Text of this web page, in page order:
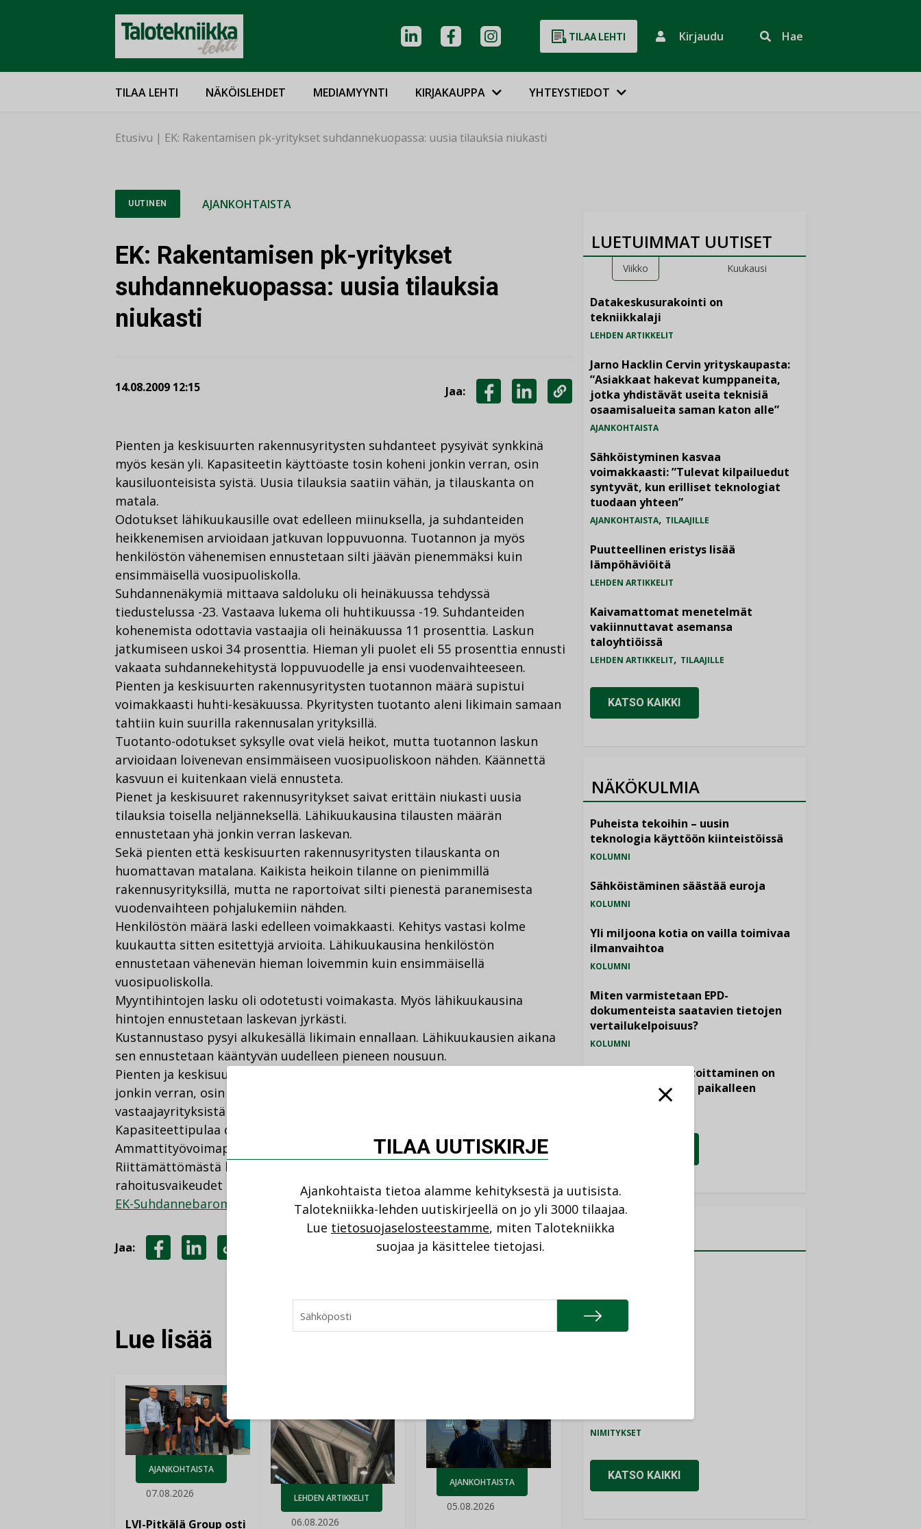
TILAA LEHTI Kirjaudu Hae
TILAA LEHTI NÄKÖISLEHDET MEDIAMYYNTI KIRJAKAUPPA YHTEYSTIEDOT
Etusivu | EK: Rakentamisen pk-yritykset suhdannekuopassa: uusia tilauksia niukasti
UUTINEN AJANKOHTAISTA
EK: Rakentamisen pk-yritykset
suhdannekuopassa: uusia tilauksia
niukasti
14.08.2009 12:15 Jaa:
LINKEDINISSÄ
KOPIOI
LINKKI
Pienten ja keskisuurten rakennusyritysten suhdanteet pysyivät synkkinä
myös kesän yli. Kapasiteetin käyttöaste tosin koheni jonkin verran, osin
kausiluonteisista syistä. Uusia tilauksia saatiin vähän, ja tilauskanta on
matala.
Odotukset lähikuukausille ovat edelleen miinuksella, ja suhdanteiden
heikkenemisen arvioidaan jatkuvan loppuvuonna. Tuotannon ja myös
henkilöstön vähenemisen ennustetaan silti jäävän pienemmäksi kuin
ensimmäisellä vuosipuoliskolla.
Suhdannenäkymiä mittaava saldoluku oli heinäkuussa tehdyssä
tiedustelussa -23. Vastaava lukema oli huhtikuussa -19. Suhdanteiden
kohenemista odottavia vastaajia oli heinäkuussa 11 prosenttia. Laskun
jatkumiseen uskoi 34 prosenttia. Hieman yli puolet eli 55 prosenttia ennusti
vakaata suhdannekehitystä loppuvuodelle ja ensi vuodenvaihteeseen.
Pienten ja keskisuurten rakennusyritysten tuotannon määrä supistui
voimakkaasti huhti-kesäkuussa. Pkyritysten tuotanto aleni likimain samaan
tahtiin kuin suurilla rakennusalan yrityksillä.
Tuotanto-odotukset syksylle ovat vielä heikot, mutta tuotannon laskun
arvioidaan loivenevan ensimmäiseen vuosipuoliskoon nähden. Käännettä
kasvuun ei kuitenkaan vielä ennusteta.
Pienet ja keskisuuret rakennusyritykset saivat erittäin niukasti uusia
tilauksia toisella neljänneksellä. Lähikuukausina tilausten määrän
ennustetaan yhä jonkin verran laskevan.
Sekä pienten että keskisuurten rakennusyritysten tilauskanta on
huomattavan matalana. Kaikista heikoin tilanne on pienimmillä
rakennusyrityksillä, mutta ne raportoivat silti pienestä paranemisesta
vuodenvaihteen pohjalukemiin nähden.
Henkilöstön määrä laski edelleen voimakkaasti. Kehitys vastasi kolme
kuukautta sitten esitettyjä arvioita. Lähikuukausina henkilöstön
ennustetaan vähenevän hieman loivemmin kuin ensimmäisellä
vuosipuoliskolla.
Myyntihintojen lasku oli odotetusti voimakasta. Myös lähikuukausina
hintojen ennustetaan laskevan jyrkästi.
Kustannustaso pysyi alkukesällä likimain ennallaan. Lähikuukausien aikana
sen ennustetaan kääntyvän uudelleen pieneen nousuun.
Pienten ja keskisuurten rakennusyritysten kapasiteetin käyttöaste koheni
jonkin verran, osin vilkkaammasta kesäkaudesta johtuen. Heinäkuussa 61 %
vastaajayrityksistä toimi täydellä teholla (huhtikuussa 37 %).
Kapasiteettipulaa oli nyt jo 22 prosentilla.
Ammattityövoimapula on ongelmana kahdeksalla prosentilla vastaajista.
Riittämättömästä kysynnästä kertoo peräti 45 % yrityksistä,
rahoitusvaikeudet arvioi puolestaan haitaksi 10 prosenttia.
EK-Suhdannebarometri Elokuu 2009(pdf)
Jaa:
Lue lisää
AJANKOHTAISTA
07.08.2026
LVI-Pitkälä Group osti
LEHDEN ARTIKKELIT
06.08.2026
AJANKOHTAISTA
05.08.2026
LUETUIMMAT UUTISET
Viikko Kuukausi
Datakeskusurakointi on
tekniikkalaji
LEHDEN ARTIKKELIT
Jarno Hacklin Cervin yrityskaupasta:
”Asiakkaat hakevat kumppaneita,
jotka yhdistävät useita teknisiä
osaamisalueita saman katon alle”
AJANKOHTAISTA
Sähköistyminen kasvaa
voimakkaasti: ”Tulevat kilpailuedut
syntyvät, kun erilliset teknologiat
tuodaan yhteen”
AJANKOHTAISTA, TILAAJILLE
Puutteellinen eristys lisää
lämpöhäviöitä
LEHDEN ARTIKKELIT
Kaivamattomat menetelmät
vakiinnuttavat asemansa
taloyhtiöissä
LEHDEN ARTIKKELIT, TILAAJILLE
KATSO KAIKKI
NÄKÖKULMIA
Puheista tekoihin – uusin
teknologia käyttöön kiinteistöissä
KOLUMNI
Sähköistäminen säästää euroja
KOLUMNI
Yli miljoona kotia on vailla toimivaa
ilmanvaihtoa
KOLUMNI
Miten varmistetaan EPD-
dokumenteista saatavien tietojen
vertailukelpoisuus?
KOLUMNI
Vesi- ja viemärimitoittaminen on
jämähtänyt ajassa paikalleen
NIMITYKSET
Refair
NIMITYKSET
KATSO KAIKKI
TILAA UUTISKIRJE
Ajankohtaista tietoa alamme kehityksestä ja uutisista.
Talotekniikka-lehden uutiskirjeellä on jo yli 3000 tilaajaa.
Lue tietosuojaselosteestamme, miten Talotekniikka
suojaa ja käsittelee tietojasi.